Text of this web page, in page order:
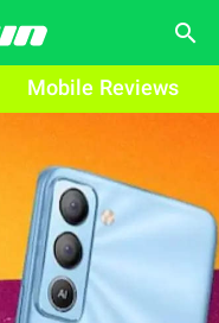
search
Mobile Reviews